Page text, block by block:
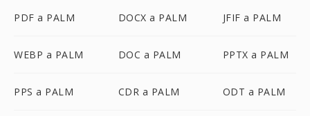
PDF a PALM DOCX a PALM JFIF a PALM
WEBP a PALM DOC a PALM PPTX a PALM
PPS a PALM CDR a PALM ODT a PALM